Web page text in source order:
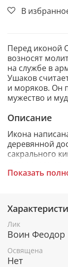
В
Перед иконой
возносят
на службе в
Ушаков
и моряков. Он
мужество и
Описание
Икона
деревянной
сакрального
одобрение
При
поля иконы
орнаментом и
Показать
Лик
Воин Феодор
Освящена
Нет